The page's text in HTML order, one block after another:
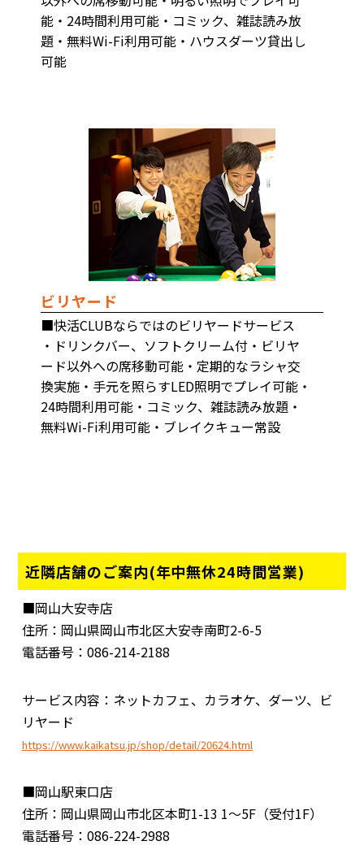
能・24時間利用可能・コミック、雑誌読み放
題・無料Wi-Fi利用可能・ハウスダーツ貸出し
可能
ビリヤード
■快活CLUBならではのビリヤードサービス
・ドリンクバー、ソフトクリーム付・ビリヤ
ード以外への席移動可能・定期的なラシャ交
換実施・手元を照らすLED照明でプレイ可能・
24時間利用可能・コミック、雑誌読み放題・
無料Wi-Fi利用可能・ブレイクキュー常設
近隣店舗のご案内(年中無休24時間営業)
■岡山大安寺店
住所：岡山県岡山市北区大安寺南町2-6-5
電話番号：086-214-2188
サービス内容：ネットカフェ、カラオケ、ダーツ、ビ
リヤード
https://www.kaikatsu.jp/shop/detail/20624.html
■岡山駅東口店
住所：岡山県岡山市北区本町1-13 1～5F（受付1F）
電話番号：086-224-2988